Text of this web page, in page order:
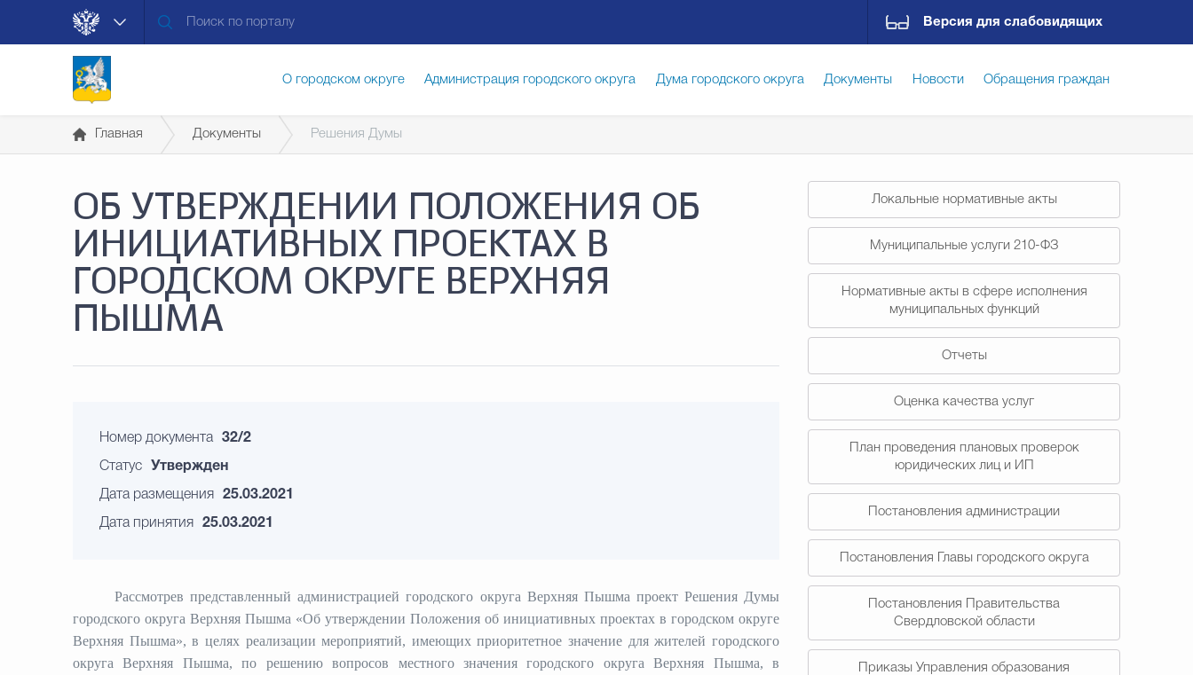
Версия для слабовидящих
О городском округе Администрация городского округа Дума городского округа Документы Новости Обращения граждан
Муниципальные услуги Общество Счётная палата Городского округа Избирательная комиссия Гостям Городского округа
Общественная безопасность Градостроительство и землепользование Государственные организации информируют
Открытые данные
Главная Документы Решения Думы
Локальные нормативные акты
Муниципальные услуги 210-ФЗ
Нормативные акты в сфере исполнения
муниципальных функций
Отчеты
Оценка качества услуг
План проведения плановых проверок
юридических лиц и ИП
Постановления администрации
Постановления Главы городского округа
Постановления Правительства
Свердловской области
Приказы Управления образования
ОБ УТВЕРЖДЕНИИ ПОЛОЖЕНИЯ ОБ
ИНИЦИАТИВНЫХ ПРОЕКТАХ В
ГОРОДСКОМ ОКРУГЕ ВЕРХНЯЯ
ПЫШМА
Номер документа 32/2
Статус Утвержден
Дата размещения 25.03.2021
Дата принятия 25.03.2021
Рассмотрев представленный администрацией городского округа Верхняя Пышма проект Решения Думы
городского округа Верхняя Пышма «Об утверждении Положения об инициативных проектах в городском округе
Верхняя Пышма», в целях реализации мероприятий, имеющих приоритетное значение для жителей городского
округа Верхняя Пышма, по решению вопросов местного значения городского округа Верхняя Пышма, в